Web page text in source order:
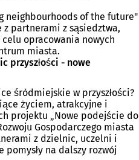
neighbourhoods of the future"
z partnerami z sąsiedztwa,
opracowania nowych
miasta.
przyszłości - nowe
śródmiejskie w przyszłości?
życiem, atrakcyjne i
projektu „Nowe podejście do
Gospodarczego miasta
z dzielnic, uczelni i
na dalszy rozwój